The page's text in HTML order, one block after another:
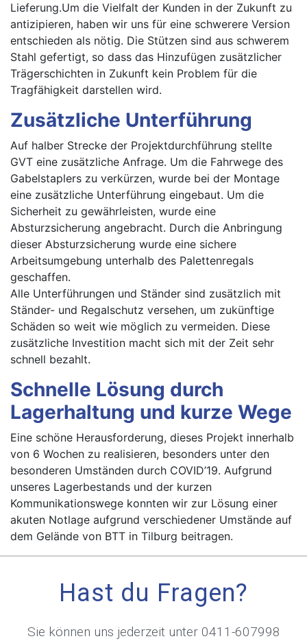
Lieferung.Um die Vielfalt der Kunden in der Zukunft zu
antizipieren, haben wir uns für eine schwerere Version
entschieden als nötig. Die Stützen sind aus schwerem
Stahl gefertigt, so dass das Hinzufügen zusätzlicher
Trägerschichten in Zukunft kein Problem für die
Tragfähigkeit darstellen wird.
Zusätzliche Unterführung
Auf halber Strecke der Projektdurchführung stellte
GVT eine zusätzliche Anfrage. Um die Fahrwege des
Gabelstaplers zu verkürzen, wurde bei der Montage
eine zusätzliche Unterführung eingebaut. Um die
Sicherheit zu gewährleisten, wurde eine
Absturzsicherung angebracht. Durch die Anbringung
dieser Absturzsicherung wurde eine sichere
Arbeitsumgebung unterhalb des Palettenregals
geschaffen.
Alle Unterführungen und Ständer sind zusätzlich mit
Ständer- und Regalschutz versehen, um zukünftige
Schäden so weit wie möglich zu vermeiden. Diese
zusätzliche Investition macht sich mit der Zeit sehr
schnell bezahlt.
Schnelle Lösung durch
Lagerhaltung und kurze Wege
Eine schöne Herausforderung, dieses Projekt innerhalb
von 6 Wochen zu realisieren, besonders unter den
besonderen Umständen durch COVID’19. Aufgrund
unseres Lagerbestands und der kurzen
Kommunikationswege konnten wir zur Lösung einer
akuten Notlage aufgrund verschiedener Umstände auf
dem Gelände von BTT in Tilburg beitragen.
Hast du Fragen?
Sie können uns jederzeit unter 0411-607998